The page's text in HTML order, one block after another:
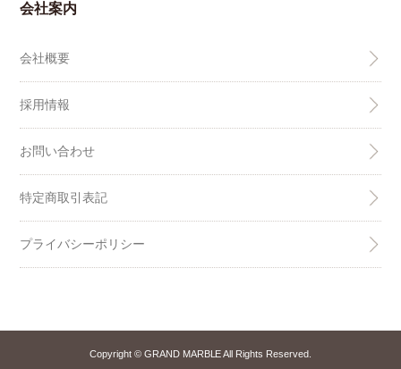
会社案内
会社概要
採用情報
お問い合わせ
特定商取引表記
プライバシーポリシー
Copyright © GRAND MARBLE All Rights Reserved.